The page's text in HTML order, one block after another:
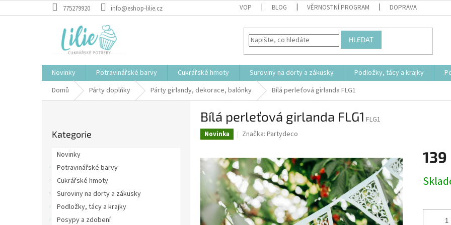
na
775279920 info@eshop-lilie.cz VOP BLOG VĚRNOSTNÍ PROGRAM DOPRAVA
HLEDAT
Novinky Potravinářské barvy Cukrářské hmoty Suroviny na dorty a zákusky Podložky, tácy a krajky
Domů
Párty doplňky Párty girlandy, dekorace, balónky Bílá perleťová girlanda FLG1
kategorie
Kategorie
Novinky
Potravinářské barvy
Cukrářské hmoty
Suroviny na dorty a zákusky
Podložky, tácy a krajky
Posypy a zdobení
Bílá perleťová girlanda FLG1 FLG1
Novinka Značka: Partydeco
139
cena: